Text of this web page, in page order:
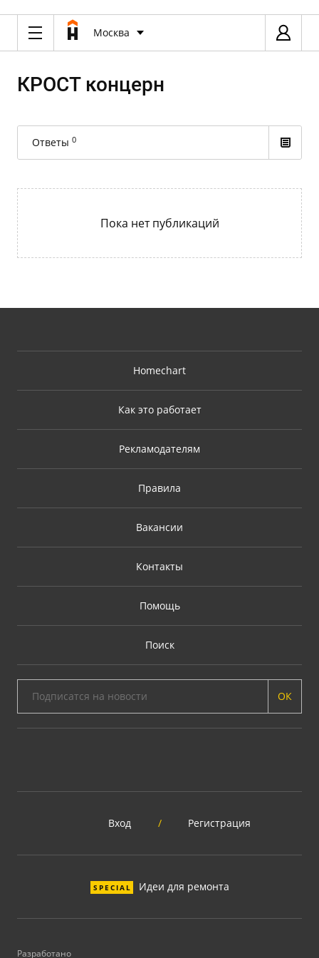
Москва
КРОСТ концерн
Ответы 0
Пока нет публикаций
Homechart
Как это работает
Рекламодателям
Правила
Вакансии
Контакты
Помощь
Поиск
ОК
Вход / Регистрация
SPECIAL Идеи для ремонта
Разработано